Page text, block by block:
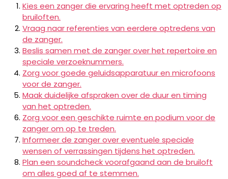
Kies een zanger die ervaring heeft met optreden op
bruiloften.
Vraag naar referenties van eerdere optredens van
de zanger.
Beslis samen met de zanger over het repertoire en
speciale verzoeknummers.
Zorg voor goede geluidsapparatuur en microfoons
voor de zanger.
Maak duidelijke afspraken over de duur en timing
van het optreden.
Zorg voor een geschikte ruimte en podium voor de
zanger om op te treden.
Informeer de zanger over eventuele speciale
wensen of verrassingen tijdens het optreden.
Plan een soundcheck voorafgaand aan de bruiloft
om alles goed af te stemmen.